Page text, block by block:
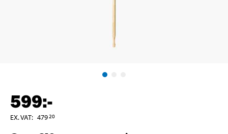
599:-
EX. VAT: 47920